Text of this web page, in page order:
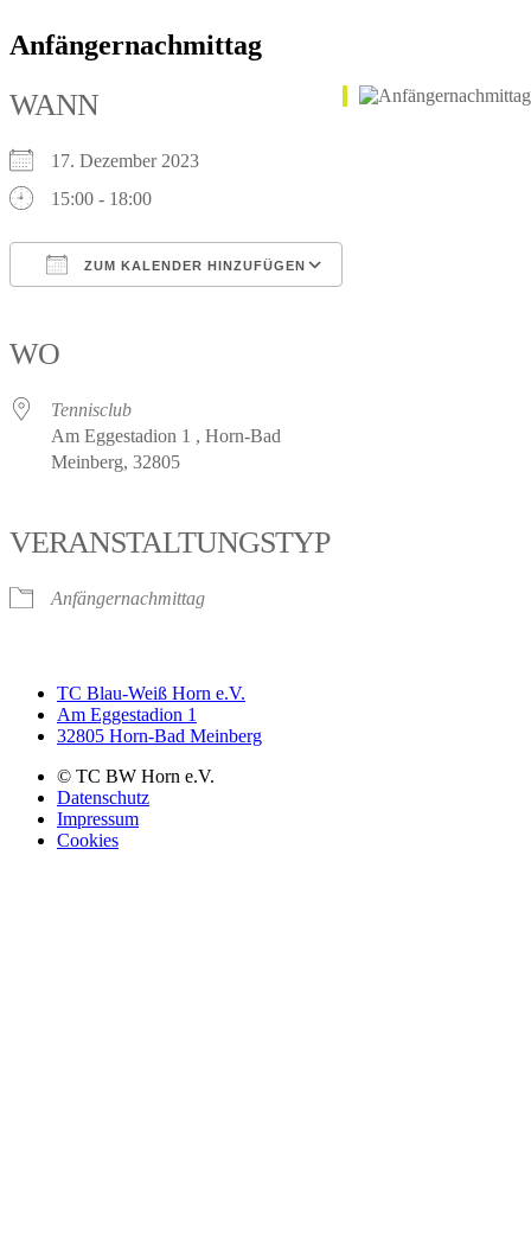
Anfängernachmittag
WANN
17. Dezember 2023
15:00 - 18:00
ZUM KALENDER HINZUFÜGEN
WO
Tennisclub
Am Eggestadion 1 , Horn-Bad
Meinberg, 32805
VERANSTALTUNGSTYP
Anfängernachmittag
TC Blau-Weiß Horn e.V.
Am Eggestadion 1
32805 Horn-Bad Meinberg
© TC BW Horn e.V.
Datenschutz
Impressum
Cookies